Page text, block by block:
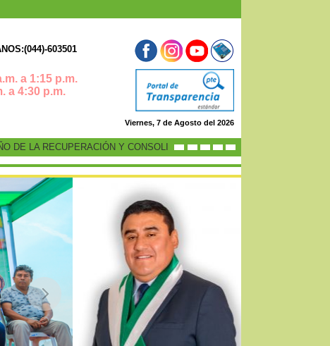
603501
a 1:15 p.m.
p.m.
Viernes, 7 de Agosto del 2026
LA RECUPERACIÓN Y CONSOLIDACIÓN DE LA ECONOMÍA PERUANA”